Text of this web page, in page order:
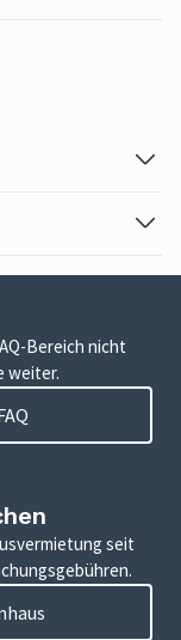
Bereich nicht
weiter.
seit